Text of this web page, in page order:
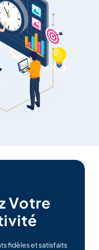
Votre
fidèles et satisfaits